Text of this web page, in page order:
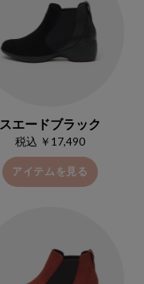
スエードブラック
税込 ￥17,490
アイテムを見る